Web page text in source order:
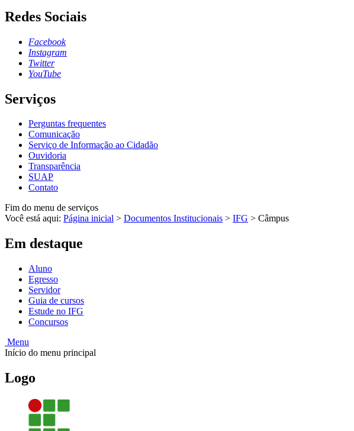
Redes Sociais
Facebook
Instagram
Twitter
YouTube
Serviços
Perguntas frequentes
Comunicação
Serviço de Informação ao Cidadão
Ouvidoria
Transparência
SUAP
Contato
Fim do menu de serviços
Você está aqui: Página inicial > Documentos Institucionais > IFG > Câmpus
Em destaque
Aluno
Egresso
Servidor
Guia de cursos
Estude no IFG
Concursos
Menu
Início do menu principal
Logo